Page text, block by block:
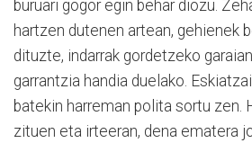
buruari gogor egin behar diozu.
hartzen dutenen artean, gehienek
dituzte, indarrak gordetzeko
garrantzia handia duelako.
batekin harreman polita sortu zen.
zituen eta irteeran, dena ematera